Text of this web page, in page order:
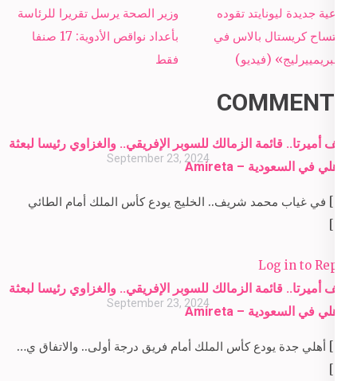
Post
navigation
وزير الصحة يرسل تقريرا للرئاسة
بأعداد نواقص الأدوية: 17 صنفا
فقط
رباعية جديدة ليونايتد تقوده
لاكتساح كريستال بالاس في
«البريمييرليج» (فيديو)
COMMENTS
ملف أميرتا.. قائمة الزمالك للسوبر الإفريقي.. والغزاوي رئيسا لبعثة
الأهلي في السعودية – Amireta
September 23, 2024
[…] في غياب محمد شريف.. الخليج يودع كأس الملك أمام الطائي
[…]
Log in to Reply
ملف أميرتا.. قائمة الزمالك للسوبر الإفريقي.. والغزاوي رئيسا لبعثة
الأهلي في السعودية – Amireta
September 23, 2024
[…] أهلي جدة يودع كأس الملك أمام فريق درجة أولى.. والاتفاق ي…
[…]